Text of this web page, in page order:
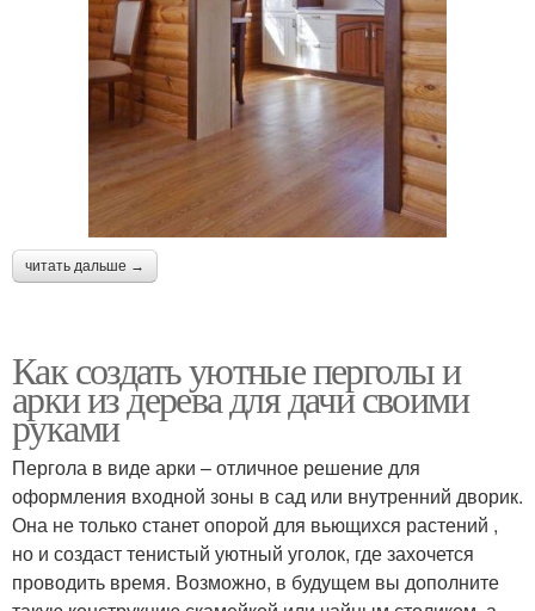
читать дальше →
Как создать уютные перголы и
арки из дерева для дачи своими
руками
Пергола в виде арки – отличное решение для
оформления входной зоны в сад или внутренний дворик.
Она не только станет опорой для вьющихся растений ,
но и создаст тенистый уютный уголок, где захочется
проводить время. Возможно, в будущем вы дополните